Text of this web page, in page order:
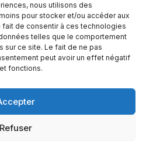
nous utilisons des
pour stocker et/ou accéder aux
de consentir à ces technologies
telles que le comportement
sur ce site. Le fait de ne pas
peut avoir un effet négatif
fonctions.
Refuser
Inc |
développé par Chameleon Ideas